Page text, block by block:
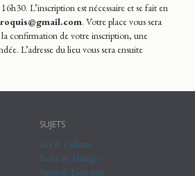
L’inscription est nécessaire et se fait en
. Votre place vous sera
confirmation de votre inscription, une
L’adresse du lieu vous sera ensuite
SUJETS
Art & Culture
Boire & Manger
Sport & Bien-être